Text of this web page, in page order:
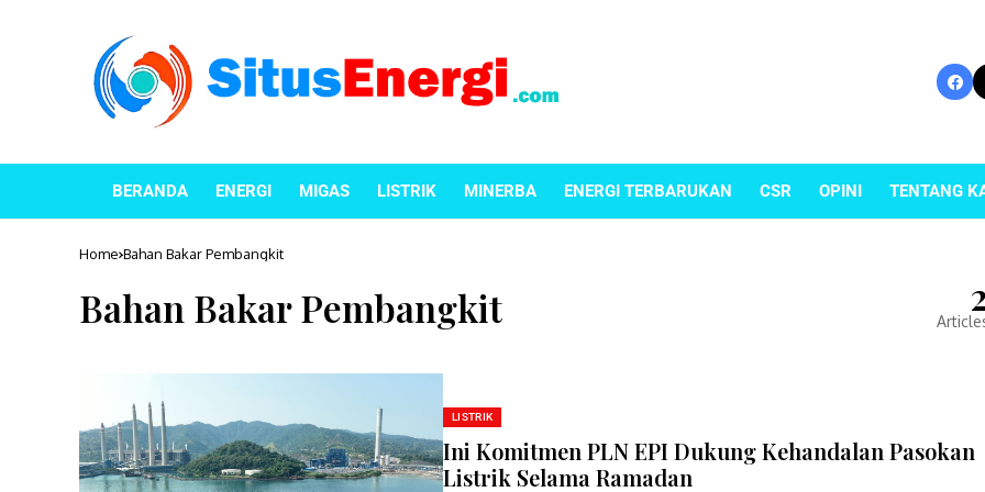
BERANDA ENERGI MIGAS LISTRIK MINERBA ENERGI TERBARUKAN CSR OPINI TENTANG
Home Bahan Bakar Pembangkit
Bahan Bakar Pembangkit
LISTRIK
Ini Komitmen PLN EPI Dukung Kehandalan Pasokan
Listrik Selama Ramadan